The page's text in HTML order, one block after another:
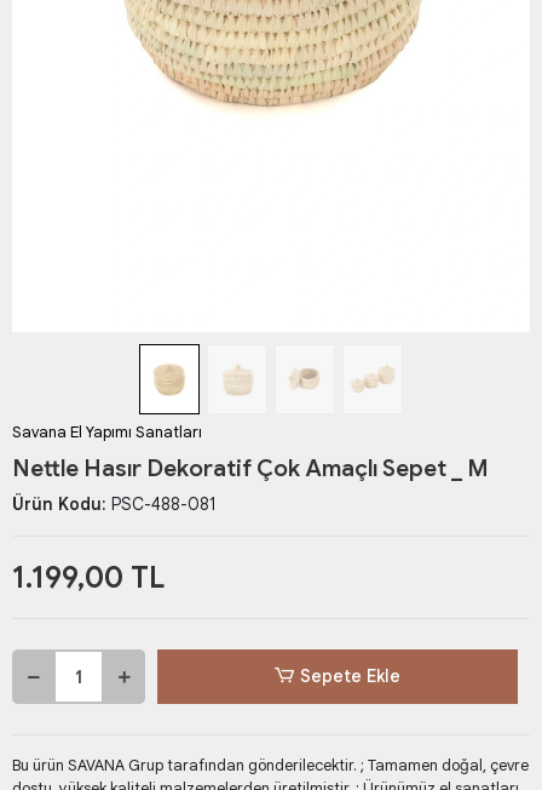
Savana El Yapımı Sanatları
Nettle Hasır Dekoratif Çok Amaçlı Sepet _ M
Ürün Kodu: PSC-488-081
1.199,00 TL
Sepete Ekle
Bu ürün SAVANA Grup tarafından gönderilecektir. ; Tamamen doğal, çevre